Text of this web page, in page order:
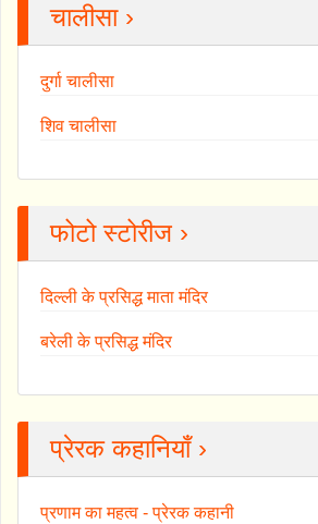
चालीसा ›
दुर्गा चालीसा
शिव चालीसा
फोटो स्टोरीज ›
दिल्ली के प्रसिद्ध माता मंदिर
बरेली के प्रसिद्ध मंदिर
प्रेरक कहानियाँ ›
प्रणाम का महत्व - प्रेरक कहानी